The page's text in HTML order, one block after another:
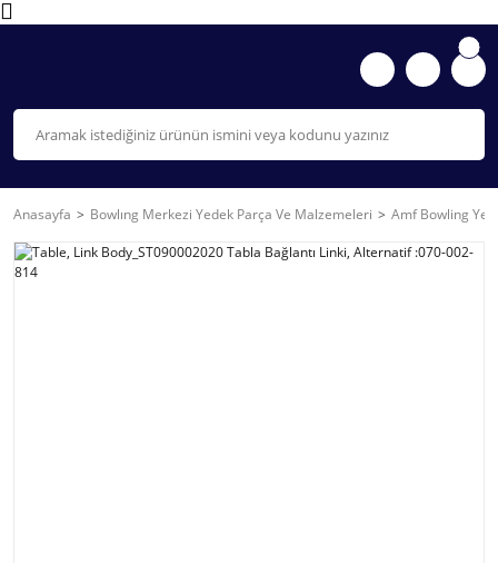
Anasayfa Bowlıng Merkezi Yedek Parça Ve Malzemeleri Amf Bowling